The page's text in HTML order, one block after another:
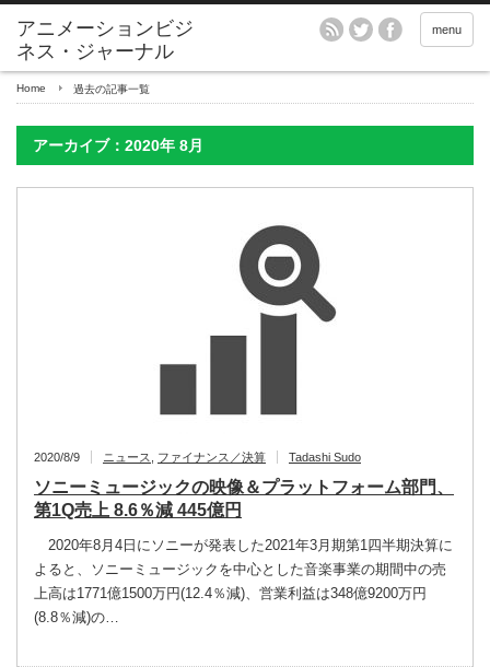
アニメーションビジ
ネス・ジャーナル
menu
Home 過去の記事一覧
アーカイブ：2020年 8月
2020/8/9 ニュース ファイナンス／決算 Tadashi Sudo
ソニーミュージックの映像＆プラットフォーム部門、
第1Q売上 8.6％減 445億円
2020年8月4日にソニーが発表した2021年3月期第1四半期決算に
よると、ソニーミュージックを中心とした音楽事業の期間中の売
上高は1771億1500万円(12.4％減)、営業利益は348億9200万円
(8.8％減)の…